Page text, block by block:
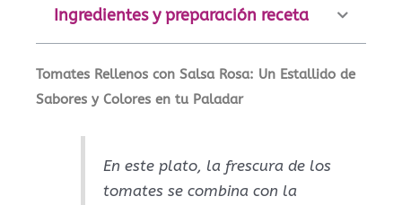
Ingredientes y preparación receta
Tomates Rellenos con Salsa Rosa: Un Estallido de
Sabores y Colores en tu Paladar
En este plato, la frescura de los
tomates se combina con la